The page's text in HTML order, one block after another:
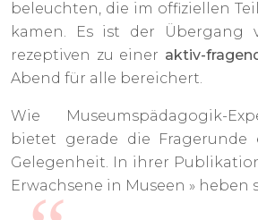
beleuchten, die im offiziellen
kamen. Es ist der Übergang
rezeptiven zu einer aktiv-
Abend für alle bereichert.
Wie Museumspädagogik-
bietet gerade die Fragerunde
Gelegenheit. In ihrer
Erwachsene in Museen » heben